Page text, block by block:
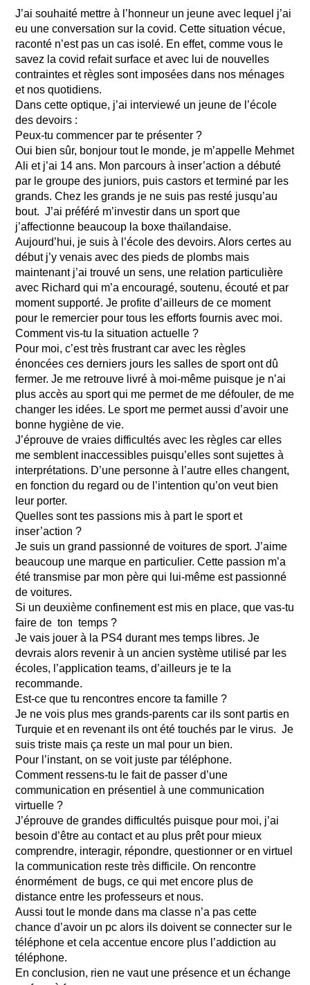
J’ai souhaité mettre à l’honneur un jeune avec lequel j’ai
eu une conversation sur la covid. Cette situation vécue,
raconté n’est pas un cas isolé. En effet, comme vous le
savez la covid refait surface et avec lui de nouvelles
contraintes et règles sont imposées dans nos ménages
et nos quotidiens.
Dans cette optique, j’ai interviewé un jeune de l’école
des devoirs :
Peux-tu commencer par te présenter ?
Oui bien sûr, bonjour tout le monde, je m’appelle Mehmet
Ali et j’ai 14 ans. Mon parcours à inser’action a débuté
par le groupe des juniors, puis castors et terminé par les
grands. Chez les grands je ne suis pas resté jusqu’au
bout. J’ai préféré m’investir dans un sport que
j’affectionne beaucoup la boxe thaïlandaise.
Aujourd’hui, je suis à l’école des devoirs. Alors certes au
début j’y venais avec des pieds de plombs mais
maintenant j’ai trouvé un sens, une relation particulière
avec Richard qui m’a encouragé, soutenu, écouté et par
moment supporté. Je profite d’ailleurs de ce moment
pour le remercier pour tous les efforts fournis avec moi.
Comment vis-tu la situation actuelle ?
Pour moi, c’est très frustrant car avec les règles
énoncées ces derniers jours les salles de sport ont dû
fermer. Je me retrouve livré à moi-même puisque je n’ai
plus accès au sport qui me permet de me défouler, de me
changer les idées. Le sport me permet aussi d’avoir une
bonne hygiène de vie.
J’éprouve de vraies difficultés avec les règles car elles
me semblent inaccessibles puisqu’elles sont sujettes à
interprétations. D’une personne à l’autre elles changent,
en fonction du regard ou de l’intention qu’on veut bien
leur porter.
Quelles sont tes passions mis à part le sport et
inser’action ?
Je suis un grand passionné de voitures de sport. J’aime
beaucoup une marque en particulier. Cette passion m’a
été transmise par mon père qui lui-même est passionné
de voitures.
Si un deuxième confinement est mis en place, que vas-tu
faire de ton temps ?
Je vais jouer à la PS4 durant mes temps libres. Je
devrais alors revenir à un ancien système utilisé par les
écoles, l’application teams, d’ailleurs je te la
recommande.
Est-ce que tu rencontres encore ta famille ?
Je ne vois plus mes grands-parents car ils sont partis en
Turquie et en revenant ils ont été touchés par le virus. Je
suis triste mais ça reste un mal pour un bien.
Pour l’instant, on se voit juste par téléphone.
Comment ressens-tu le fait de passer d’une
communication en présentiel à une communication
virtuelle ?
J’éprouve de grandes difficultés puisque pour moi, j’ai
besoin d’être au contact et au plus prêt pour mieux
comprendre, interagir, répondre, questionner or en virtuel
la communication reste très difficile. On rencontre
énormément de bugs, ce qui met encore plus de
distance entre les professeurs et nous.
Aussi tout le monde dans ma classe n’a pas cette
chance d’avoir un pc alors ils doivent se connecter sur le
téléphone et cela accentue encore plus l’addiction au
téléphone.
En conclusion, rien ne vaut une présence et un échange